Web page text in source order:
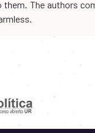
them. The authors